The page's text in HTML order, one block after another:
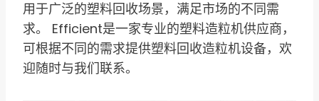
用于广泛的塑料回收场景，满足市场的不同需
求。 Efficient是一家专业的塑料造粒机供应商，
可根据不同的需求提供塑料回收造粒机设备，欢
迎随时与我们联系。